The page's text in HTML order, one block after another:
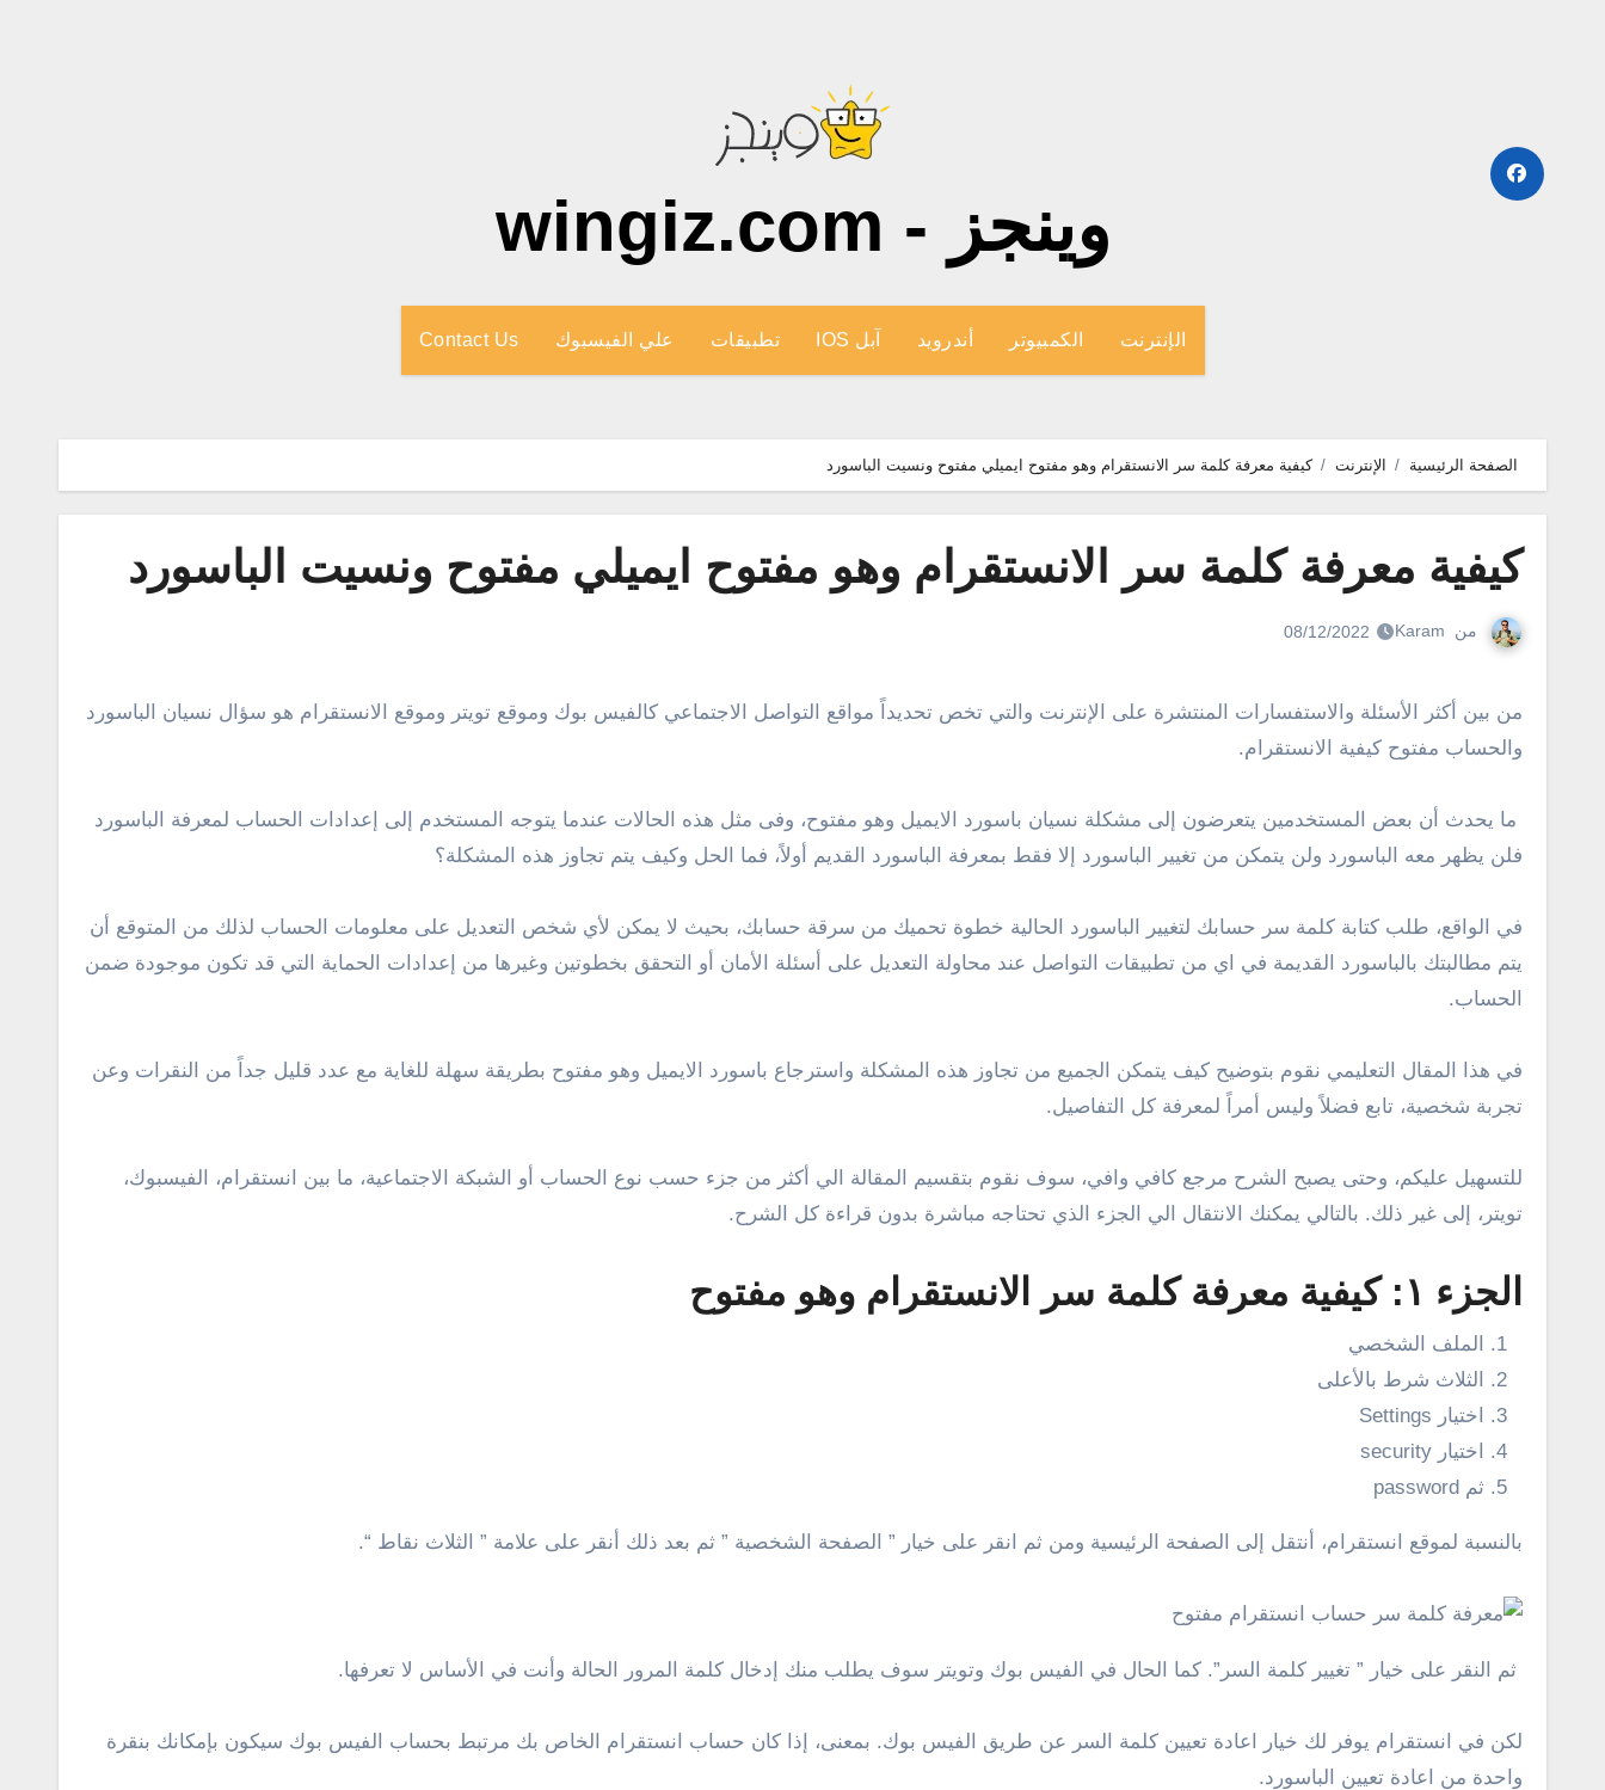
وينجز - wingiz.com
الإنترنت الكمبيوتر أندرويد آبل IOS تطبيقات علي الفيسبوك Contact Us
الصفحة الرئيسية الإنترنت كيفية معرفة كلمة سر الانستقرام وهو مفتوح ايميلي مفتوح ونسيت الباسورد
كيفية معرفة كلمة سر الانستقرام وهو مفتوح ايميلي مفتوح ونسيت الباسورد
من Karam
08/12/2022
من بين أكثر الأسئلة والاستفسارات المنتشرة على الإنترنت والتي تخص تحديداً مواقع التواصل الاجتماعي كالفيس بوك وموقع تويتر وموقع الانستقرام هو سؤال نسيان الباسورد
والحساب مفتوح كيفية الانستقرام.
ما يحدث أن بعض المستخدمين يتعرضون إلى مشكلة نسيان باسورد الايميل وهو مفتوح، وفى مثل هذه الحالات عندما يتوجه المستخدم إلى إعدادات الحساب لمعرفة الباسورد
فلن يظهر معه الباسورد ولن يتمكن من تغيير الباسورد إلا فقط بمعرفة الباسورد القديم أولاً، فما الحل وكيف يتم تجاوز هذه المشكلة؟
في الواقع، طلب كتابة كلمة سر حسابك لتغيير الباسورد الحالية خطوة تحميك من سرقة حسابك، بحيث لا يمكن لأي شخص التعديل على معلومات الحساب لذلك من المتوقع أن
يتم مطالبتك بالباسورد القديمة في اي من تطبيقات التواصل عند محاولة التعديل على أسئلة الأمان أو التحقق بخطوتين وغيرها من إعدادات الحماية التي قد تكون موجودة ضمن
الحساب.
في هذا المقال التعليمي نقوم بتوضيح كيف يتمكن الجميع من تجاوز هذه المشكلة واسترجاع باسورد الايميل وهو مفتوح بطريقة سهلة للغاية مع عدد قليل جداً من النقرات وعن
تجربة شخصية، تابع فضلاً وليس أمراً لمعرفة كل التفاصيل.
للتسهيل عليكم، وحتى يصبح الشرح مرجع كافي وافي، سوف نقوم بتقسيم المقالة الي أكثر من جزء حسب نوع الحساب أو الشبكة الاجتماعية، ما بين انستقرام، الفيسبوك،
تويتر، إلى غير ذلك. بالتالي يمكنك الانتقال الي الجزء الذي تحتاجه مباشرة بدون قراءة كل الشرح.
الجزء ١: كيفية معرفة كلمة سر الانستقرام وهو مفتوح
الملف الشخصي
الثلاث شرط بالأعلى
اختيار Settings
اختيار security
ثم password
بالنسبة لموقع انستقرام، أنتقل إلى الصفحة الرئيسية ومن ثم انقر على خيار ” الصفحة الشخصية ” ثم بعد ذلك أنقر على علامة ” الثلاث نقاط “.
ثم النقر على خيار ” تغيير كلمة السر”. كما الحال في الفيس بوك وتويتر سوف يطلب منك إدخال كلمة المرور الحالة وأنت في الأساس لا تعرفها.
لكن في انستقرام يوفر لك خيار اعادة تعيين كلمة السر عن طريق الفيس بوك. بمعنى، إذا كان حساب انستقرام الخاص بك مرتبط بحساب الفيس بوك سيكون بإمكانك بنقرة
واحدة من اعادة تعيين الباسورد.